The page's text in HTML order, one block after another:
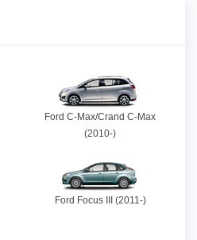
Ford C-Max/Crand C-Max
(2010-)
Ford Focus III (2011-)